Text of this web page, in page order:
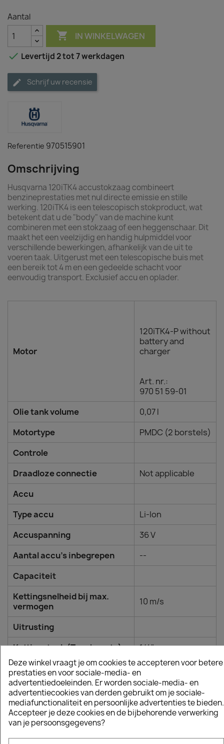
Aantal
 IN WINKELWAGEN
 Levertijd 2 tot 7 werkdagen
Schrijf uw recensie
Referentie 970515901
Omschrijving
Husqvarna 120iTK4 accustokzaag combineert
benzineprestaties met nul directe emissie en stille
werking. 120iTK4 is een telescopisch stokproduct, wat
betekent dat u de "body" van de machine kunt
combineren met een stokzaag of een heggenschaar. Dit
maakt het een veelzijdig en handig hulpmiddel voor
verschillende bewerkingen, afhankelijk van de uit te
voeren taak. Uitgerust met een telescopische buis met
een bereik tot 4 m en een gedeelde schacht voor
eenvoudig transport. Exclusief accu en oplader.
Motor
120iTK4-P without
battery and
charger
Art. nr.:
970 51 59‑01
Olie tank volume
0,07 l
Motortype
PMDC (2 borstels)
Controle
Draadloze connectie
Not applicable
Accu
Type accu
Li-Ion
Accuspanning
36 V
Aantal accu's inbegrepen
--
Capaciteit
Kettingsnelheid bij max.
vermogen
10 m/s
Uitrusting
Kettingsteek (Toonhoogte)
1/4"
Zaagbladlengte max.
30 cm
Zaagbladlengte max.
25 cm
Staaflengte
10 inch
Type ketting
Deze winkel vraagt je om cookies te accepteren voor betere
prestaties en voor sociale-media- en
advertentiedoeleinden. Er worden sociale-media- en
advertentiecookies van derden gebruikt om je sociale-
mediafunctionaliteit en persoonlijke advertenties te bieden.
Accepteer je deze cookies en de bijbehorende verwerking
van je persoonsgegevens?